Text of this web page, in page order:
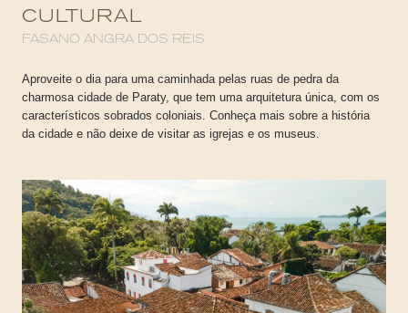
CULTURAL
FASANO ANGRA DOS REIS
Aproveite o dia para uma caminhada pelas ruas de pedra da
charmosa cidade de Paraty, que tem uma arquitetura única, com os
característicos sobrados coloniais. Conheça mais sobre a história
da cidade e não deixe de visitar as igrejas e os museus.